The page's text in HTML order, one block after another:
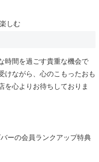
しむ
時間を過ごす貴重な機会で
けながら、心のこもったおも
を心よりお待ちしておりま
ーの会員ランクアップ特典